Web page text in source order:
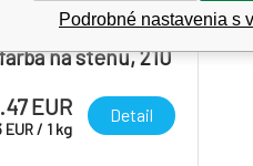
Color mat
na stenu, 210
EUR
EUR/ 1 kg
Detail
Podrobné nastavenia s